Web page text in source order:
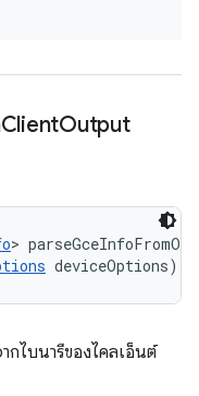
ClientOutput
>
deviceOptions)
กไบนารีของไคลเอ็นต์